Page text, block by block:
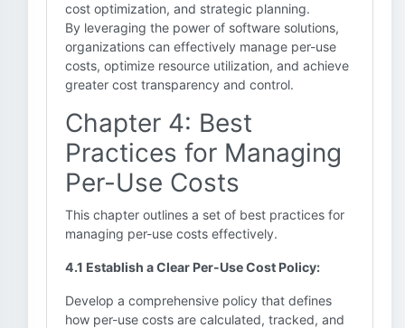
cost optimization, and strategic planning.
By leveraging the power of software solutions,
organizations can effectively manage per-use
costs, optimize resource utilization, and achieve
greater cost transparency and control.
Chapter 4: Best
Practices for Managing
Per-Use Costs
This chapter outlines a set of best practices for
managing per-use costs effectively.
4.1 Establish a Clear Per-Use Cost Policy:
Develop a comprehensive policy that defines
how per-use costs are calculated, tracked, and